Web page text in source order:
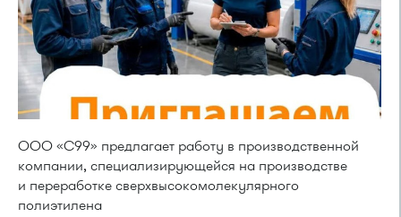
ООО «С99» предлагает работу в производственной
компании, специализирующейся на производстве
и переработке сверхвысокомолекулярного
полиэтилена